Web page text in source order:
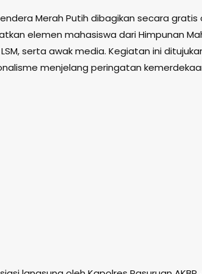
Merah Putih dibagikan secara gratis
elemen mahasiswa dari Himpunan
serta awak media. Kegiatan ini
menjelang peringatan